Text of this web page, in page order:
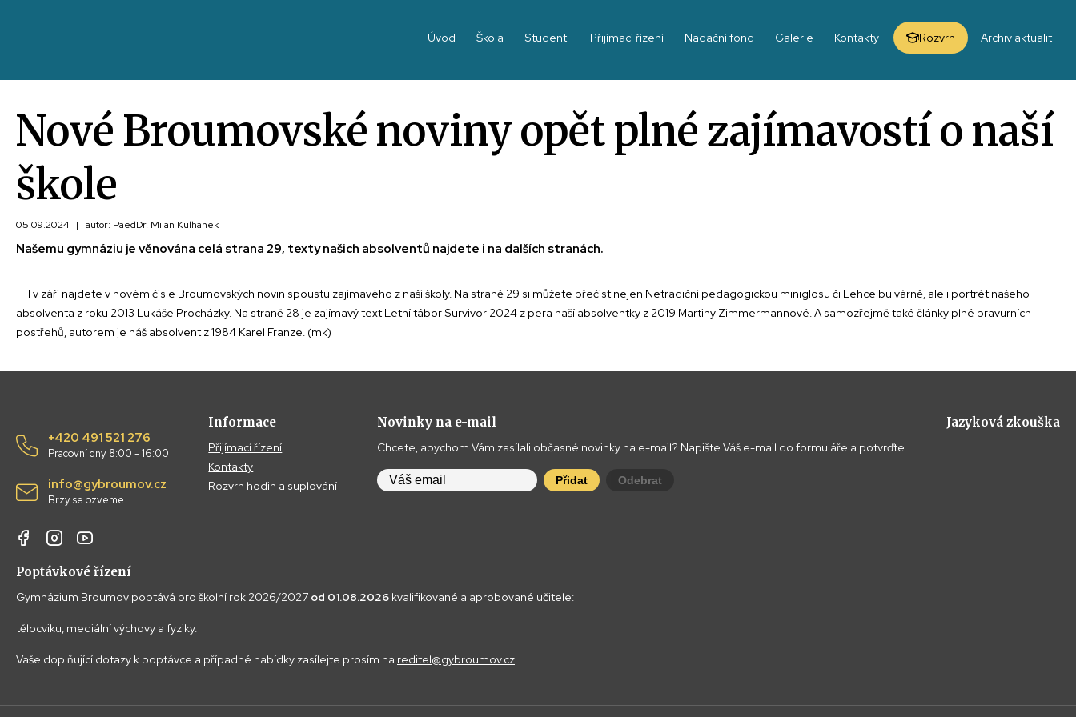
Úvod Škola Studenti Přijímací řízení Nadační fond Galerie Kontakty Rozvrh Archiv aktualit
Nové Broumovské noviny opět plné zajímavostí o naší
škole
05.09.2024 | autor: PaedDr. Milan Kulhánek
Našemu gymnáziu je věnována celá strana 29, texty našich absolventů najdete i na dalších stranách.
I v září najdete v novém čísle Broumovských novin spoustu zajímavého z naší školy. Na straně 29 si můžete přečíst nejen Netradiční pedagogickou miniglosu či Lehce bulvárně, ale i portrét našeho
absolventa z roku 2013 Lukáše Procházky. Na straně 28 je zajímavý text Letní tábor Survivor 2024 z pera naší absolventky z 2019 Martiny Zimmermannové. A samozřejmě také články plné bravurních
postřehů, autorem je náš absolvent z 1984 Karel Franze. (mk)
+420 491 521 276
Pracovní dny 8:00 - 16:00
info@gybroumov.cz
Brzy se ozveme
Informace
Přijímací řízení
Kontakty
Rozvrh hodin a suplování
Novinky na e-mail
Chcete, abychom Vám zasílali občasné novinky na e-mail? Napište Váš e-mail do formuláře a potvrďte.
Přidat Odebrat
Jazyková zkouška
Poptávkové řízení
Gymnázium Broumov poptává pro školní rok 2026/2027 od 01.08.2026 kvalifikované a aprobované učitele:
tělocviku, mediální výchovy a fyziky.
Vaše doplňující dotazy k poptávce a případné nabídky zasílejte prosím na reditel@gybroumov.cz .